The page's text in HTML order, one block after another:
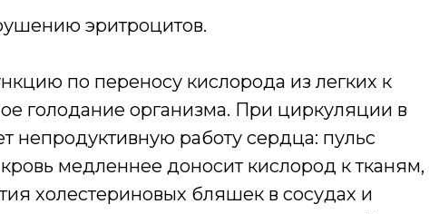
эритроцитов.
по переносу кислорода из легких к
голодание организма. При циркуляции в
непродуктивную работу сердца: пульс
медленнее доносит кислород к тканям,
холестериновых бляшек в сосудах и